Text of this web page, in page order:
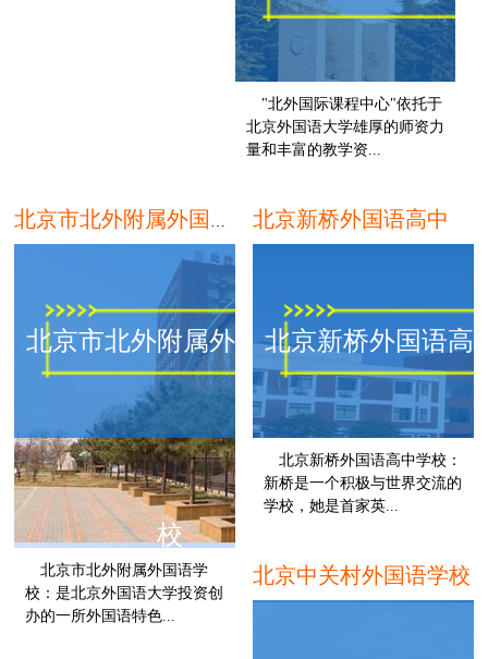
"北外国际课程中心"依托于
北京外国语大学雄厚的师资力
量和丰富的教学资...
北京新桥外国语高中
北京新桥外国语高
北京新桥外国语高中学校：
新桥是一个积极与世界交流的
学校，她是首家英...
北京市北外附属外国语学
校
北京市北外附属外国语学
校：是北京外国语大学投资创
办的一所外国语特色...
北京中关村外国语学校